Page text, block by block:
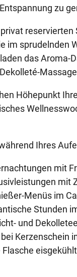
zu
reservierten
im sprudelnden
das Aroma-
Höhepunkt
Ihres
mit
mit
Menüs im
Stunden
und
Kerzenschein
Flasche